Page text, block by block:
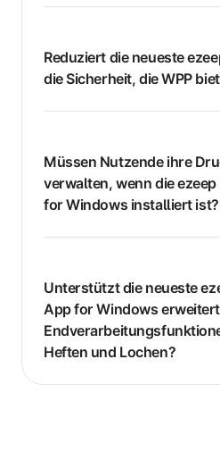
Reduziert die neueste
die Sicherheit, die WPP
Müssen Nutzende ihre
verwalten, wenn die
for Windows installiert ist?
Unterstützt die neueste
App for Windows
Heften und Lochen?